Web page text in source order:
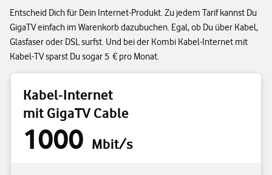
Entscheid Dich für Dein Internet-Produkt. Zu jedem Tarif kannst Du
GigaTV einfach im Warenkorb dazubuchen. Egal, ob Du über Kabel,
Glasfaser oder DSL surfst. Und bei der Kombi Kabel-Internet mit
Kabel-TV sparst Du sogar 5 € pro Monat.
Kabel-Internet
mit GigaTV Cable
1000 Mbit/s